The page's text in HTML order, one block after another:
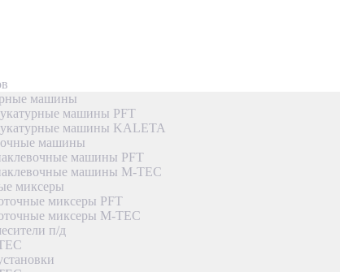
машины
машины PFT
машины KALETA
машины
машины PFT
машины M-TEC
миксеры
миксеры PFT
миксеры M-TEC
п/д